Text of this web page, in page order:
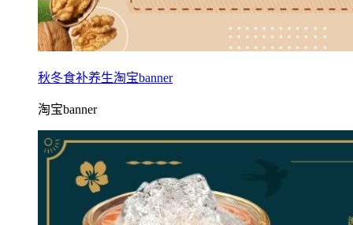
秋冬食补养生淘宝banner
淘宝banner